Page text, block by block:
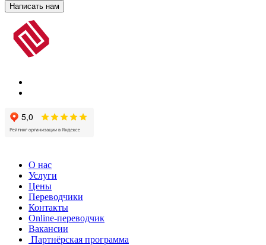
Написать нам
О нас
Услуги
Цены
Переводчики
Контакты
Online-переводчик
Вакансии
Партнёрская программа